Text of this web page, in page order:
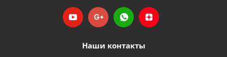
Наши контакты